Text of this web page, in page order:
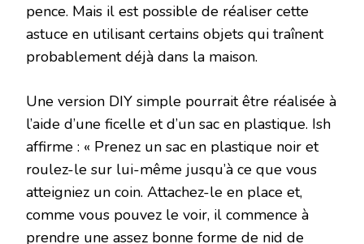
pence. Mais il est possible de réaliser cette
astuce en utilisant certains objets qui traînent
probablement déjà dans la maison.
Une version DIY simple pourrait être réalisée à
l’aide d’une ficelle et d’un sac en plastique. Ish
affirme : « Prenez un sac en plastique noir et
roulez-le sur lui-même jusqu’à ce que vous
atteigniez un coin. Attachez-le en place et,
comme vous pouvez le voir, il commence à
prendre une assez bonne forme de nid de